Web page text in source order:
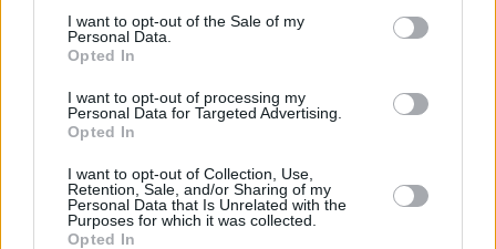
I want to opt-out of the Sale of my
Personal Data.
Opted In
I want to opt-out of processing my
Personal Data for Targeted Advertising.
Opted In
I want to opt-out of Collection, Use,
Retention, Sale, and/or Sharing of my
Personal Data that Is Unrelated with the
Purposes for which it was collected.
Opted In